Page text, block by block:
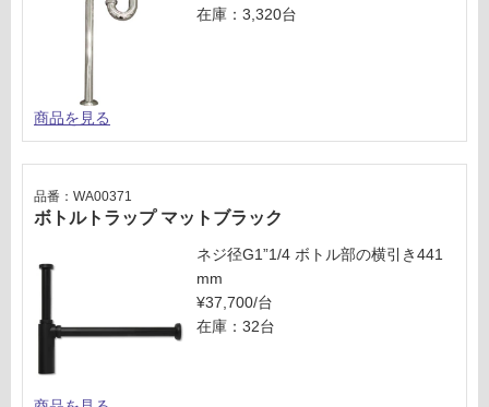
在庫：3,320台
商品を見る
ボトルトラップ マットブラック
品番：WA00371
ネジ径G1”1/4 ボトル部の横引き441
mm
¥37,700/台
在庫：32台